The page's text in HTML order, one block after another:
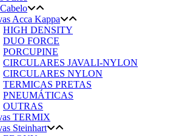
Acca Kappa
HIGH DENSITY
DUO FORCE
PORCUPINE
CIRCULARES JAVALI-NYLON
CIRCULARES NYLON
TERMICAS PRETAS
PNEUMÁTICAS
OUTRAS
TERMIX
Steinhart